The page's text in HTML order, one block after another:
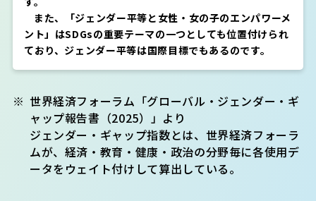
また、「ジェンダー平等と女性・女の子のエンパワーメ
ント」はSDGsの重要テーマの一つとしても位置付けられ
ており、ジェンダー平等は国際目標でもあるのです。
※ 世界経済フォーラム「グローバル・ジェンダー・ギ
ャップ報告書（2025）」より
ジェンダー・ギャップ指数とは、世界経済フォーラ
ムが、経済・教育・健康・政治の分野毎に各使⽤デ
ータをウェイト付けして算出している。